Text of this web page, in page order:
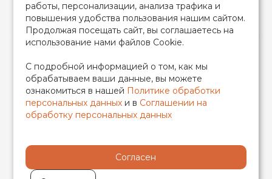
2026 © TIM (ТИМ) Инженерная сантехника, Все права
защищены
ИП Гончаренко Надежда Николаевна
500708528433/319500700011740
работы, персонализации, анализа трафика и
повышения удобства пользования нашим сайтом.
Продолжая посещать сайт, вы соглашаетесь на
использование нами файлов Cookie.
С подробной информацией о том, как мы
обрабатываем ваши данные, вы можете
ознакомиться в нашей Политике обработки
персональных данных и в Соглашении на
обработку персональных данных
Согласен